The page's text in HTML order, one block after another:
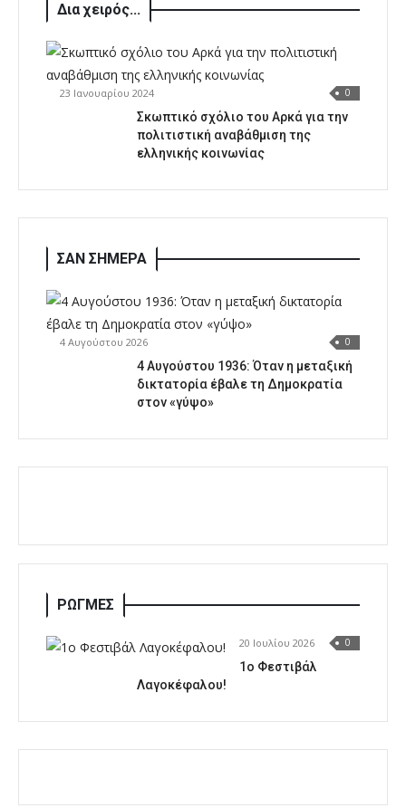
Δια χειρός...
23 Ιανουαρίου 2024 0
Σκωπτικό σχόλιο του Αρκά για την
πολιτιστική αναβάθμιση της
ελληνικής κοινωνίας
ΣΑΝ ΣΗΜΕΡΑ
4 Αυγούστου 2026 0
4 Αυγούστου 1936: Όταν η μεταξική
δικτατορία έβαλε τη Δημοκρατία
στον «γύψο»
ΡΩΓΜΕΣ
20 Ιουλίου 2026 0
1o Φεστιβάλ
Λαγοκέφαλου!